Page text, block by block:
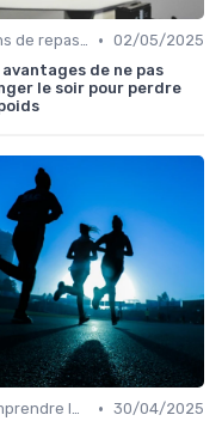
Plans de repas pour la perte de poids • 02/05/2025
avantages de ne pas
le soir pour perdre
Comprendre les calories • 30/04/2025